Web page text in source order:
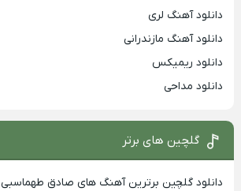
دانلود آهنگ لری
دانلود آهنگ مازندرانی
دانلود ریمیکس
دانلود مداحی
گلچین های برتر
دانلود گلچین برترین آهنگ های صادق طهماسبی